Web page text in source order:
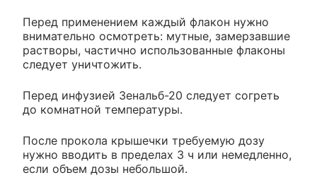
Перед применением каждый флакон нужно
внимательно осмотреть: мутные, замерзавшие
растворы, частично использованные флаконы
следует уничтожить.
Перед инфузией Зенальб-20 следует согреть
до комнатной температуры.
После прокола крышечки требуемую дозу
нужно вводить в пределах 3 ч или немедленно,
если объем дозы небольшой.